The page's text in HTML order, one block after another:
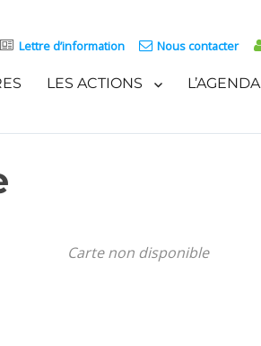
Lettre d’information Nous contacter
LES ACTIONS L’AGENDA
Carte non disponible